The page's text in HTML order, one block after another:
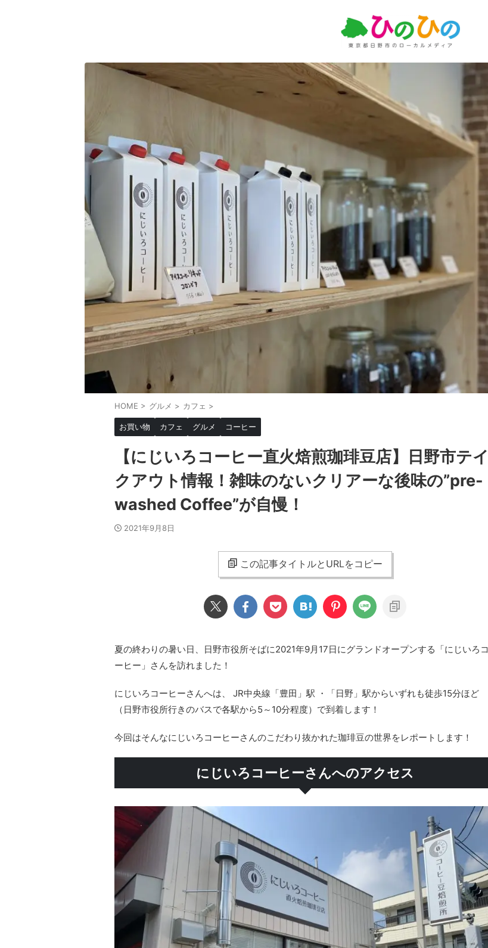
HOME > グルメ > カフェ >
お買い物 カフェ グルメ コーヒー
【にじいろコーヒー直火焙煎珈琲豆店】日野市テイ
クアウト情報！雑味のないクリアーな後味の”pre-
washed Coffee”が自慢！
2021年9月8日
この記事タイトルとURLをコピー
夏の終わりの暑い日、日野市役所そばに2021年9月17日にグランドオープンする「にじいろコ
ーヒー」さんを訪れました！
にじいろコーヒーさんへは、 JR中央線「豊田」駅 ・「日野」駅からいずれも徒歩15分ほど
（日野市役所行きのバスで各駅から5～10分程度）で到着します！
今回はそんなにじいろコーヒーさんのこだわり抜かれた珈琲豆の世界をレポートします！
にじいろコーヒーさんへのアクセス